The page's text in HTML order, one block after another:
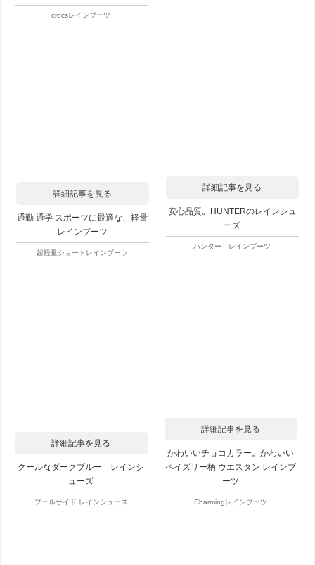
crocsレインブーツ
詳細記事を見る
通勤 通学 スポーツに最適な、軽量
レインブーツ
超軽量ショートレインブーツ
詳細記事を見る
安心品質。HUNTERのレインシュ
ーズ
ハンター レインブーツ
詳細記事を見る
クールなダークブルー レインシ
ューズ
プールサイド レインシューズ
詳細記事を見る
かわいいチョコカラー。かわいい
ペイズリー柄 ウエスタン レインブ
ーツ
Charmingレインブーツ